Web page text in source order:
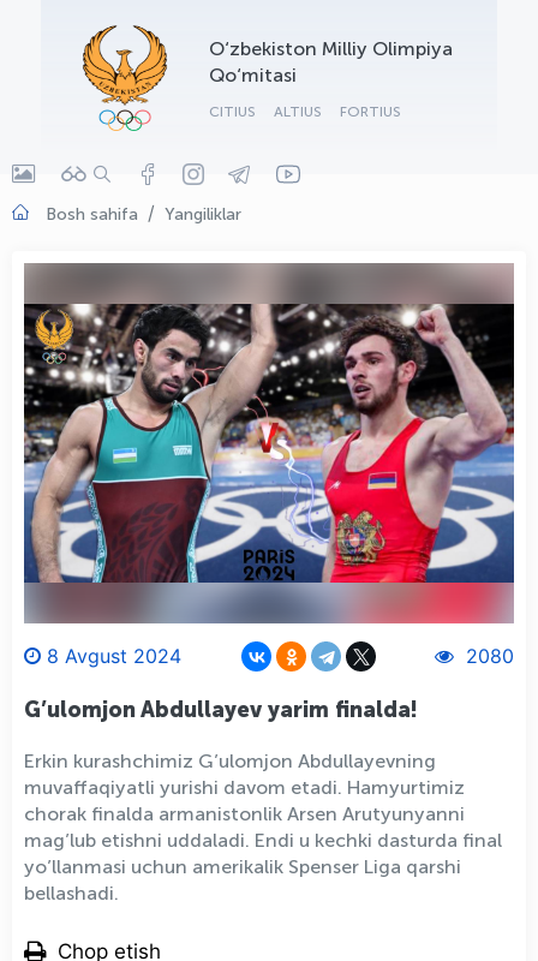
O‘zbekiston Milliy Olimpiya
Qo‘mitasi
CITIUS ALTIUS FORTIUS
Bosh sahifa Yangiliklar
8 Avgust 2024 2080
G’ulomjon Abdullayev yarim finalda!
Erkin kurashchimiz G’ulomjon Abdullayevning
muvaffaqiyatli yurishi davom etadi. Hamyurtimiz
chorak finalda armanistonlik Arsen Аrutyunyanni
mag’lub etishni uddaladi. Endi u kechki dasturda final
yo’llanmasi uchun amerikalik Spenser Liga qarshi
bellashadi.
Chop etish
OLYMPCHIK AI - yordamchi
Onlayn · olympic.uz